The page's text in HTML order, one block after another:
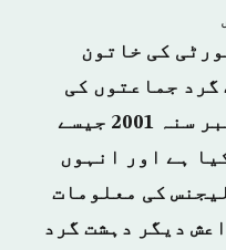
کی خاتون
گرد جماعتوں کی
طرف سے امریکہ پر 11 ستمبر سنہ 2001 جیسے
ہے اور انہوں
کی معلومات
دیگر دہشت گرد